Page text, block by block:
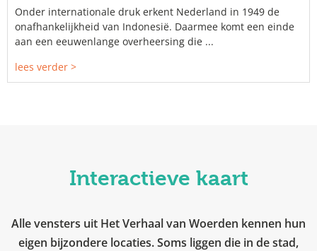
Onder internationale druk erkent Nederland in 1949 de
onafhankelijkheid van Indonesië. Daarmee komt een einde
aan een eeuwenlange overheersing die ...
lees verder >
Interactieve kaart
Alle vensters uit Het Verhaal van Woerden kennen hun
eigen bijzondere locaties. Soms liggen die in de stad,